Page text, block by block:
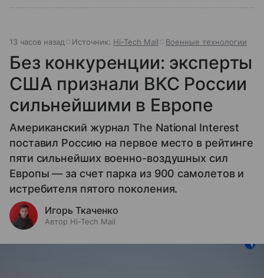
13 часов назад Источник: Hi-Tech Mail Военные технологии
Без конкуренции: эксперты
США признали ВКС России
сильнейшими в Европе
Американский журнал The National Interest
поставил Россию на первое место в рейтинге
пяти сильнейших военно-воздушных сил
Европы — за счет парка из 900 самолетов и
истребителя пятого поколения.
Игорь Ткаченко
Автор Hi-Tech Mail